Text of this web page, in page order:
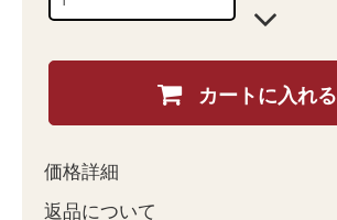
カートに入れる
価格詳細
返品について